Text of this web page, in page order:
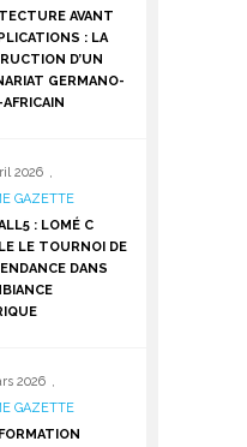
AVANT
: LA
D’UN
GERMANO-
2026 ,
GAZETTE
: LOMÉ C
LE TOURNOI DE
DANS
2026 ,
GAZETTE